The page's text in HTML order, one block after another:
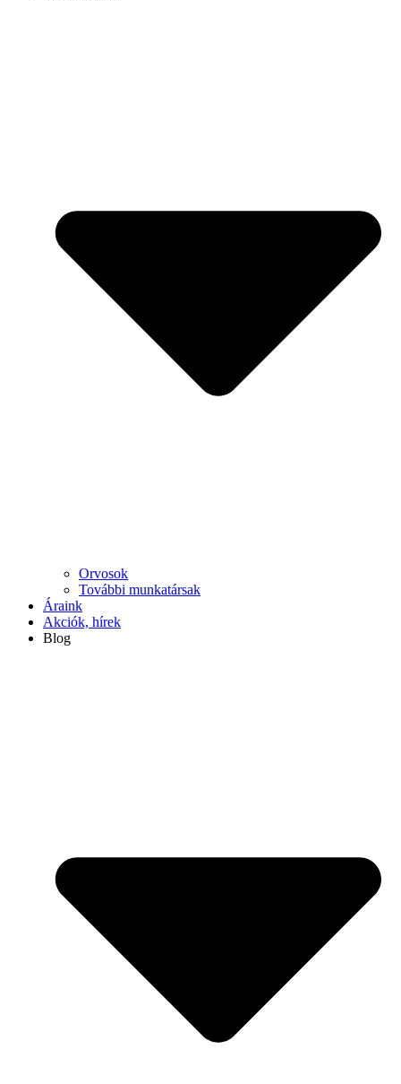
Orvosok
További munkatársak
Áraink
Akciók, hírek
Blog